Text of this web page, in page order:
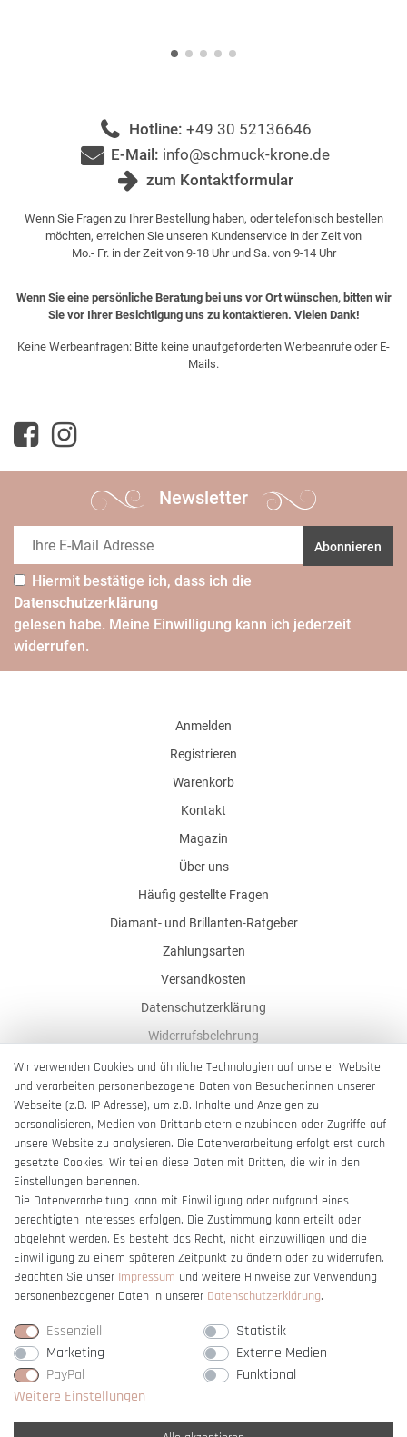
Hotline: +49 30 52136646
E-Mail: info@schmuck-krone.de
zum Kontaktformular
Wenn Sie Fragen zu Ihrer Bestellung haben, oder telefonisch bestellen
möchten, erreichen Sie unseren Kundenservice in der Zeit von
Mo.- Fr. in der Zeit von 9-18 Uhr und Sa. von 9-14 Uhr
Wenn Sie eine persönliche Beratung bei uns vor Ort wünschen, bitten wir
Sie vor Ihrer Besichtigung uns zu kontaktieren. Vielen Dank!
Keine Werbeanfragen: Bitte keine unaufgeforderten Werbeanrufe oder E-
Mails.
Newsletter
Abonnieren
Hiermit bestätige ich, dass ich die
Daten­schutz­erklärung
gelesen habe. Meine Einwilligung kann ich jederzeit
widerrufen.
Anmelden
Registrieren
Warenkorb
Kontakt
Magazin
Über uns
Häufig gestellte Fragen
Diamant- und Brillanten-Ratgeber
Zahlungsarten
Versandkosten
Datenschutzerklärung
Widerrufsbelehrung
AGB
Impressum
Barrierefreiheitserklärung
Vertrag widerrufen
Wir verwenden Cookies und ähnliche Technologien auf unserer Website
und verarbeiten personenbezogene Daten von Besucher:innen unserer
Webseite (z.B. IP-Adresse), um z.B. Inhalte und Anzeigen zu
personalisieren, Medien von Drittanbietern einzubinden oder Zugriffe auf
unsere Website zu analysieren. Die Datenverarbeitung erfolgt erst durch
gesetzte Cookies. Wir teilen diese Daten mit Dritten, die wir in den
Einstellungen benennen.
Die Datenverarbeitung kann mit Einwilligung oder aufgrund eines
berechtigten Interesses erfolgen. Die Zustimmung kann erteilt oder
abgelehnt werden. Es besteht das Recht, nicht einzuwilligen und die
Einwilligung zu einem späteren Zeitpunkt zu ändern oder zu widerrufen.
Beachten Sie unser Impressum und weitere Hinweise zur Verwendung
personenbezogener Daten in unserer Daten­schutz­erklärung.
Essenziell
Statistik
Marketing
Externe Medien
PayPal
Funktional
Weitere Einstellungen